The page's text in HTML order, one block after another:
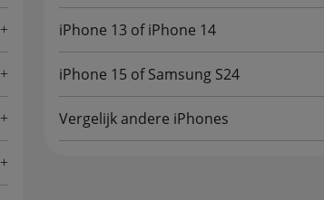
iPhone 13 of iPhone 14
iPhone 15 of Samsung S24
Vergelijk andere iPhones